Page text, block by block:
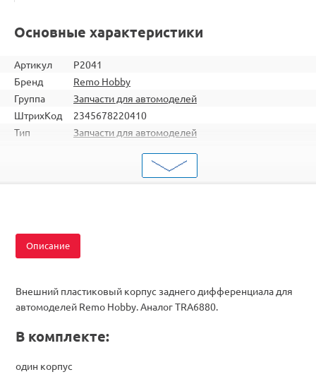
Основные характеристики
Артикул
P2041
Бренд
Remo Hobby
Группа
Запчасти для автомоделей
ШтрихКод
2345678220410
Тип
Запчасти для автомоделей
Детали трансмиссии
RH8051 / RH8055 / RH8081 / RH8085 / RH1021 /
Описание
Внешний пластиковый корпус заднего дифференциала для
автомоделей Remo Hobby. Аналог TRA6880.
В комплекте:
один корпус